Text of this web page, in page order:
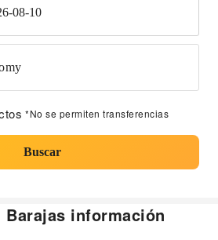
08-10
*No se permiten transferencias
Buscar
Barajas información